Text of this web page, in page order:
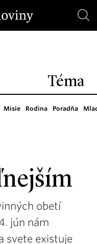
Téma
Misie Rodina Poradňa
obetí
jún nám
svete existuje